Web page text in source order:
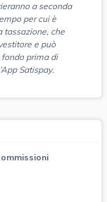
a seconda
per cui è
tassazione, che
e può
prima di
Satispay.